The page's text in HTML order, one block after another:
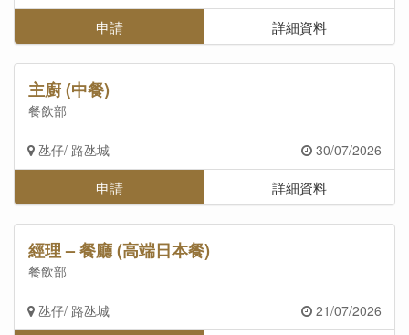
申請 詳細資料
主廚 (中餐)
餐飲部
氹仔/ 路氹城 30/07/2026
申請 詳細資料
經理 – 餐廳 (高端日本餐)
餐飲部
氹仔/ 路氹城 21/07/2026